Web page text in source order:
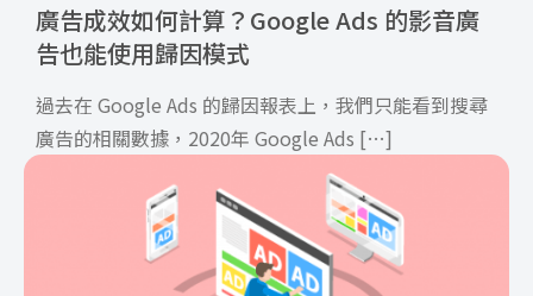
廣告成效如何計算？Google Ads 的影音廣
告也能使用歸因模式
過去在 Google Ads 的歸因報表上，我們只能看到搜尋
廣告的相關數據，2020年 Google Ads […]